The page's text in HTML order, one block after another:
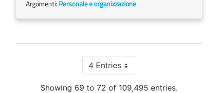
Argomenti: Personale e organizzazione
4 EntriesPer Page
Showing 69 to 72 of 109,495 entries.